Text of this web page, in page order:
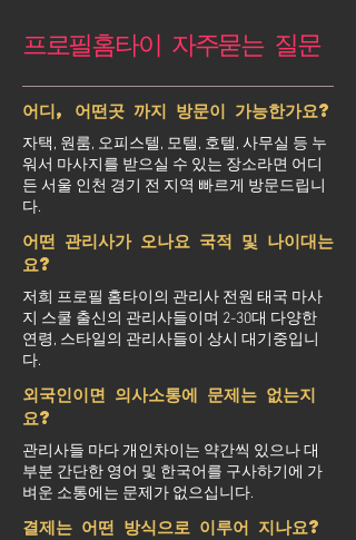
프로필홈타이 자주묻는 질문
어디, 어떤곳 까지 방문이 가능한가요?
자택, 원룸, 오피스텔, 모텔, 호텔, 사무실 등 누
워서 마사지를 받으실 수 있는 장소라면 어디
든 서울 인천 경기 전 지역 빠르게 방문드립니
다.
어떤 관리사가 오나요 국적 및 나이대는
요?
저희 프로필 홈타이의 관리사 전원 태국 마사
지 스쿨 출신의 관리사들이며 2-30대 다양한
연령, 스타일의 관리사들이 상시 대기중입니
다.
외국인이면 의사소통에 문제는 없는지
요?
관리사들 마다 개인차이는 약간씩 있으나 대
부분 간단한 영어 및 한국어를 구사하기에 가
벼운 소통에는 문제가 없으십니다.
결제는 어떤 방식으로 이루어 지나요?